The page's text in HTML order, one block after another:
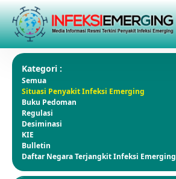
Kategori :
Semua
Situasi Penyakit Infeksi Emerging
Buku Pedoman
Regulasi
Desiminasi
KIE
Bulletin
Daftar Negara Terjangkit Infeksi Emerging